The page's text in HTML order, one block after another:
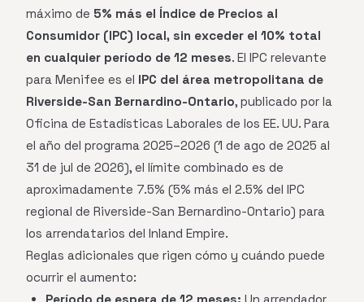
máximo de 5% más el Índice de Precios al
Consumidor (IPC) local, sin exceder el 10% total
en cualquier período de 12 meses. El IPC relevante
para Menifee es el IPC del área metropolitana de
Riverside-San Bernardino-Ontario, publicado por la
Oficina de Estadísticas Laborales de los EE. UU. Para
el año del programa 2025–2026 (1 de ago de 2025 al
31 de jul de 2026), el límite combinado es de
aproximadamente 7.5% (5% más el 2.5% del IPC
regional de Riverside-San Bernardino-Ontario) para
los arrendatarios del Inland Empire.
Reglas adicionales que rigen cómo y cuándo puede
ocurrir el aumento: